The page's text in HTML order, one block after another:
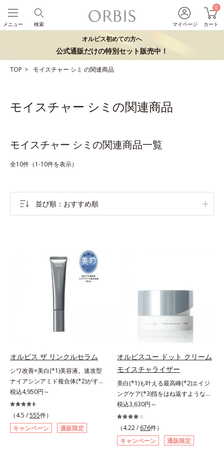
マイページ
0
カート
検索
メニュー
オルビス初めての方へ
公式通販だけの特別セット販売中！
TOP モイスチャー シミ の関連商品
モイスチャー シミの関連商品
モイスチャー シミの関連商品一覧
全10件（1-10件を表示）
並び順 おすすめ順
オルビス ザ リンクルセラム
シワ改善×美白(*1)美容液。速攻型
ナイアシンアミド複合体(*2)がすば
やく浸透(*3)。ピンと、パッと。大
人の肌にハリ感を。シワ改善×美白
(*1)美容液。ポーラ化成 研究所の独
自研究で見出した、速攻型ナイアシ
ンアミド複合体(*2)と浸透サポート
税込4,950円～
（4.5 /555件）
キャンペーン
通販限定
オルビスユー ドット クリーム
モイスチャライザー
美白(*1)も叶える最高峰(*2)エイジ
ングケア(*3)指をはね返すような弾
力感が宿るハリ感 濃密フィットク
リーム。ハリも透明感(*4)も結果主
義。年齢サイン(*5)の因子に着目し
た肌科学エイジングケア(*3)シリー
ズ。オルビスユー ドットシリーズ
税込3,630円～
（4.22 / 676件）
キャンペーン
通販限定